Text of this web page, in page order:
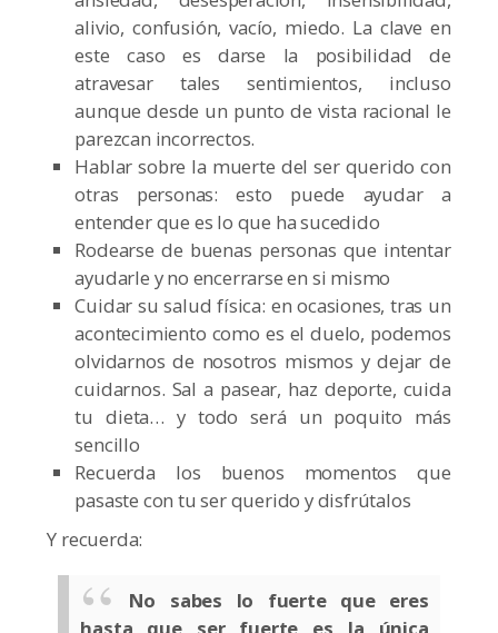
alivio, confusión, vacío, miedo. La clave en
este caso es darse la posibilidad de
atravesar tales sentimientos, incluso
aunque desde un punto de vista racional le
parezcan incorrectos.
Hablar sobre la muerte del ser querido con
otras personas: esto puede ayudar a
entender que es lo que ha sucedido
Rodearse de buenas personas que intentar
ayudarle y no encerrarse en si mismo
Cuidar su salud física: en ocasiones, tras un
acontecimiento como es el duelo, podemos
olvidarnos de nosotros mismos y dejar de
cuidarnos. Sal a pasear, haz deporte, cuida
tu dieta… y todo será un poquito más
sencillo
Recuerda los buenos momentos que
pasaste con tu ser querido y disfrútalos
Y recuerda:
No sabes lo fuerte que eres